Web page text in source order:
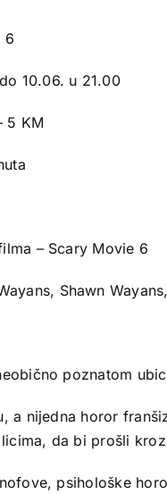
6
10.06. u 21.00
5 KM
– Scary Movie 6
Shawn
poznatom
a nijedna horor
da bi prošli
psihološke